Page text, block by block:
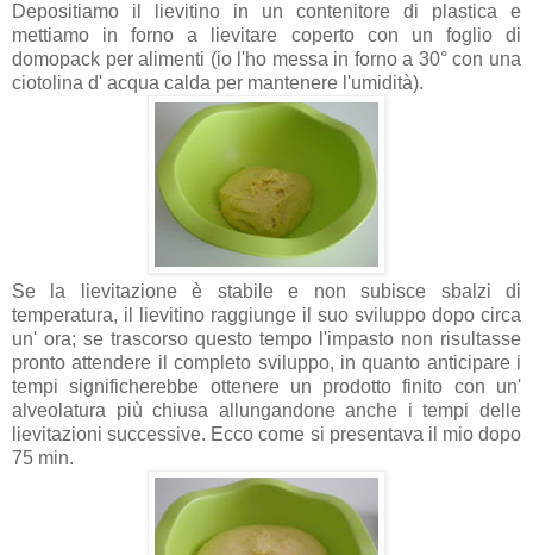
Depositiamo il lievitino in un contenitore di plastica e
mettiamo in forno a lievitare coperto con un foglio di
domopack per alimenti (io l'ho messa in forno a 30° con una
ciotolina d' acqua calda per mantenere l'umidità).
Se la lievitazione è stabile e non subisce sbalzi di
temperatura, il lievitino raggiunge il suo sviluppo dopo circa
un' ora; se trascorso questo tempo l'impasto non risultasse
pronto attendere il completo sviluppo, in quanto anticipare i
tempi significherebbe ottenere un prodotto finito con un'
alveolatura più chiusa allungandone anche i tempi delle
lievitazioni successive. Ecco come si presentava il mio dopo
75 min.